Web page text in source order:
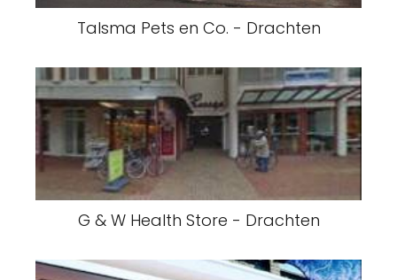
Talsma Pets en Co. - Drachten
G & W Health Store - Drachten